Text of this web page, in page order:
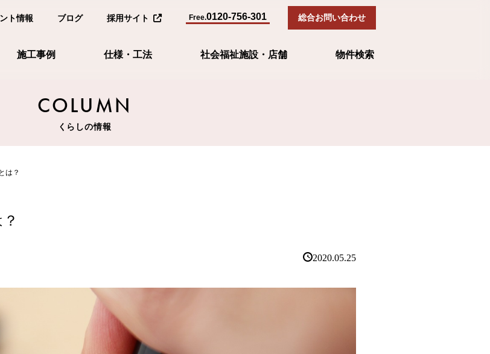
ト情報 ブログ 採用サイト Free.0120-756-301 総合お問い合わせ
施工事例 仕様・工法 社会福祉施設・店舗 物件検索
COLUMN
くらしの情報
は？
2020.05.25